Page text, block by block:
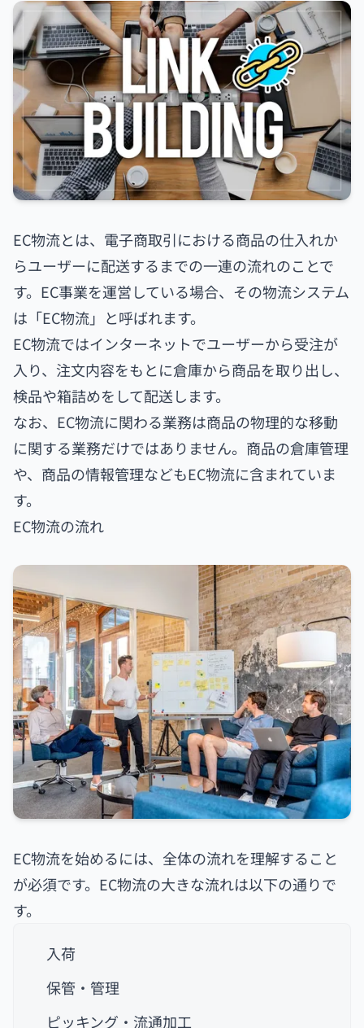
EC物流とは、電子商取引における商品の仕入れか
らユーザーに配送するまでの一連の流れのことで
す。EC事業を運営している場合、その物流システム
は「EC物流」と呼ばれます。
EC物流ではインターネットでユーザーから受注が
入り、注文内容をもとに倉庫から商品を取り出し、
検品や箱詰めをして配送します。
なお、EC物流に関わる業務は商品の物理的な移動
に関する業務だけではありません。商品の倉庫管理
や、商品の情報管理などもEC物流に含まれていま
す。
EC物流の流れ
EC物流を始めるには、全体の流れを理解すること
が必須です。EC物流の大きな流れは以下の通りで
す。
入荷
保管・管理
ピッキング・流通加工